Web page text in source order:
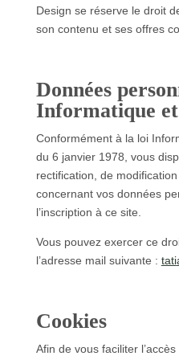
Design se réserve le droit
son contenu et ses offres
Données
Informatique
Conformément à la loi
du 6 janvier 1978, vous
rectification, de
concernant vos données
l’inscription à ce site.
Vous pouvez exercer ce
l’adresse mail suivante : itat
Cookies
Afin de vous faciliter